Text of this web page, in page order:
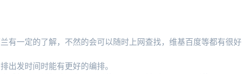
有一定的了解，不然的会可以随时上网查找，维基百度等都有很好
出发时间时能有更好的编排。